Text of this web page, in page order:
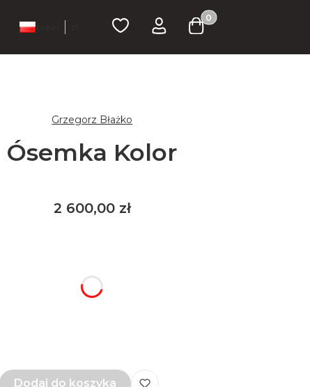
Ulubione Zaloguj sięProdukty w koszyku:
Koszyk
Grzegorz Błażko
Ósemka Kolor
Cena
2 600,00 zł
Dodaj do koszyka